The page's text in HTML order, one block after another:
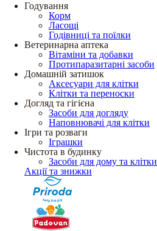
Годування
Корм
Ласощі
Годівниці та поїлки
Ветеринарна аптека
Вітаміни та добавки
Протипаразитарні засоби
Домашній затишок
Аксесуари для клітки
Клітки та переноски
Догляд та гігієна
Засоби для догляду
Наповнювачі для клітки
Ігри та розваги
Іграшки
Чистота в будинку
Засоби для дому та клітки
Акції та знижки